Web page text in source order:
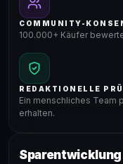
COMMUNITY-
100.000+ Käufer
REDAKTIONELLE
Ein menschliches Team
erhalten.
Sparentwicklung